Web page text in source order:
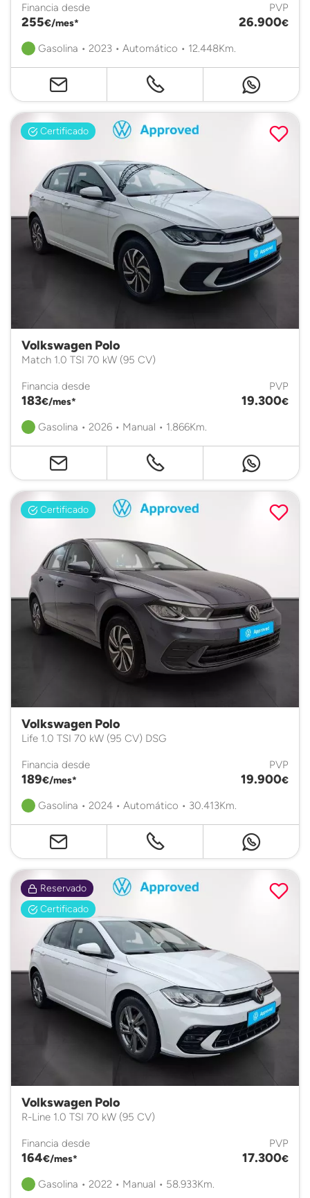
Financia desde
255€/mes*
PVP
26.900€
Gasolina • 2023 • Automático • 12.448Km.
Certificado
Volkswagen Polo
Match 1.0 TSI 70 kW (95 CV)
Financia desde
183€/mes*
PVP
19.300€
Gasolina • 2026 • Manual • 1.866Km.
Certificado
Volkswagen Polo
Life 1.0 TSI 70 kW (95 CV) DSG
Financia desde
189€/mes*
PVP
19.900€
Gasolina • 2024 • Automático • 30.413Km.
Reservado
Certificado
Volkswagen Polo
R-Line 1.0 TSI 70 kW (95 CV)
Financia desde
164€/mes*
PVP
17.300€
Gasolina • 2022 • Manual • 58.933Km.